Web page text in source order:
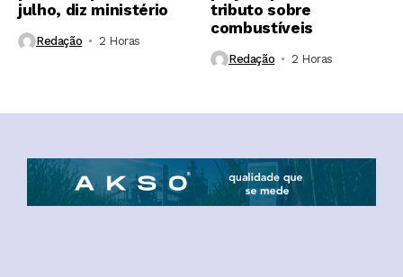
julho, diz ministério
Redação 2 Horas ⁮
tributo sobre
combustíveis
Redação 2 Horas ⁮